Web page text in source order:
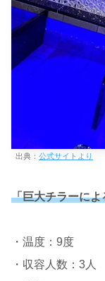
出典： 公式サイトより
「巨大チラーに
・温度：9度
・収容人数：3人